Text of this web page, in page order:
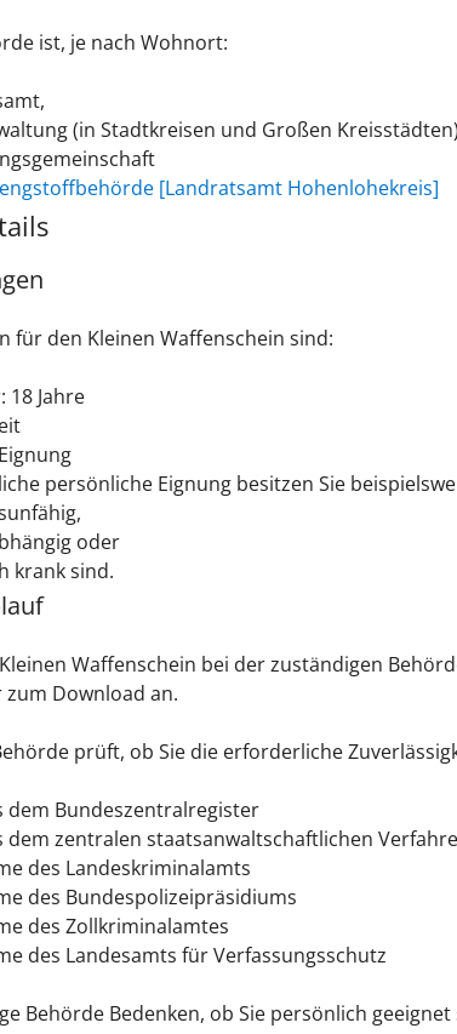
ist, je nach Wohnort:
(in Stadtkreisen und Großen
[Landratsamt Hohenlohekreis]
für den Kleinen Waffenschein sind:
18 Jahre
persönliche Eignung besitzen Sie
oder
krank sind.
Waffenschein bei der zuständigen
Download an.
prüft, ob Sie die erforderliche
dem Bundeszentralregister
dem zentralen staatsanwaltschaftlichen
des Landeskriminalamts
des Bundespolizeipräsidiums
des Zollkriminalamtes
des Landesamts für Verfassungsschutz
Behörde Bedenken, ob Sie persönlich geeignet